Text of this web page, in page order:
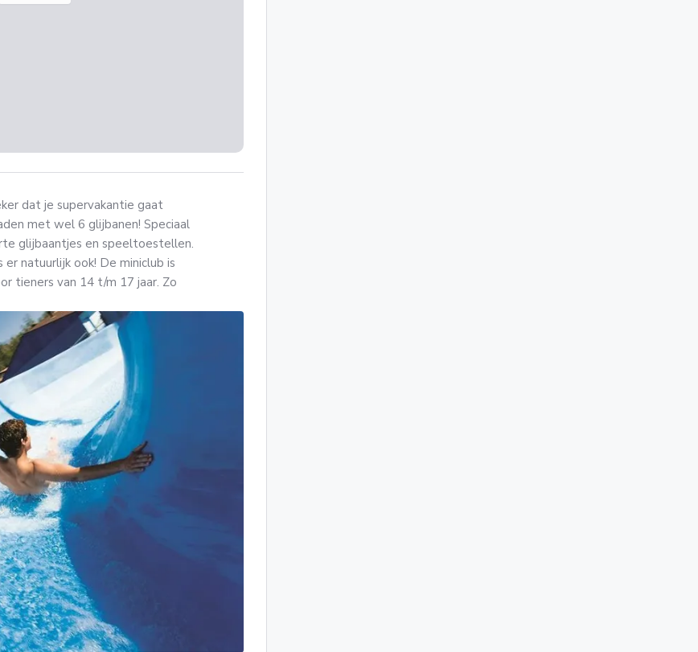
dat je supervakantie gaat
met wel 6 glijbanen! Speciaal
glijbaantjes en speeltoestellen.
natuurlijk ook! De miniclub is
tieners van 14 t/m 17 jaar. Zo